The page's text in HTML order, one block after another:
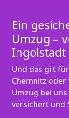
Ein
Umzug –
Ingolstadt
Und das gilt
Chemnitz oder
Umzug bei uns
versichert und